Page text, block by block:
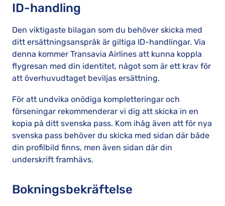
ID-handling
Den viktigaste bilagan som du behöver skicka med
ditt ersättningsanspråk är giltiga ID-handlingar. Via
denna kommer Transavia Airlines att kunna koppla
flygresan med din identitet, något som är ett krav för
att överhuvudtaget beviljas ersättning.
För att undvika onödiga kompletteringar och
förseningar rekommenderar vi dig att skicka in en
kopia på ditt svenska pass. Kom ihåg även att för nya
svenska pass behöver du skicka med sidan där både
din profilbild finns, men även sidan där din
underskrift framhävs.
Bokningsbekräftelse